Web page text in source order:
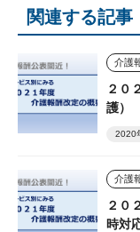
関連する記事
介護
２０
護）
2020
介護
２０
時対